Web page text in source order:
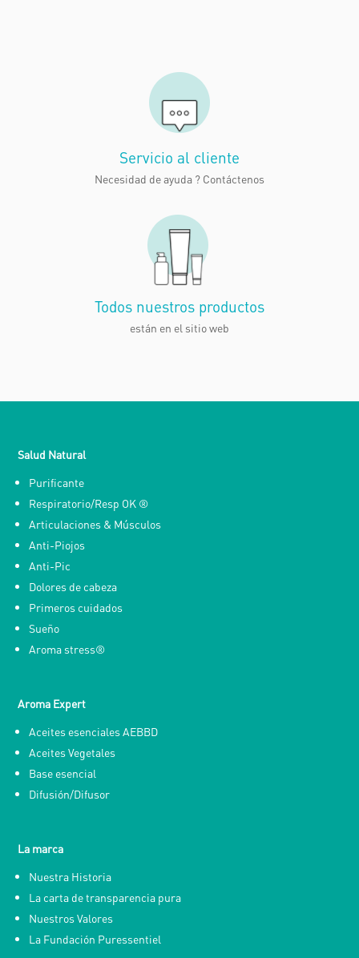
Servicio al cliente
Necesidad de ayuda ? Contáctenos
Todos nuestros productos
están en el sitio web
Salud Natural
Purificante
Respiratorio/Resp OK ®
Articulaciones & Músculos
Anti-Piojos
Anti-Pic
Dolores de cabeza
Primeros cuidados
Sueño
Aroma stress®
Aroma Expert
Aceites esenciales AEBBD
Aceites Vegetales
Base esencial
Difusión/Difusor
La marca
Nuestra Historia
La carta de transparencia pura
Nuestros Valores
La Fundación Puressentiel